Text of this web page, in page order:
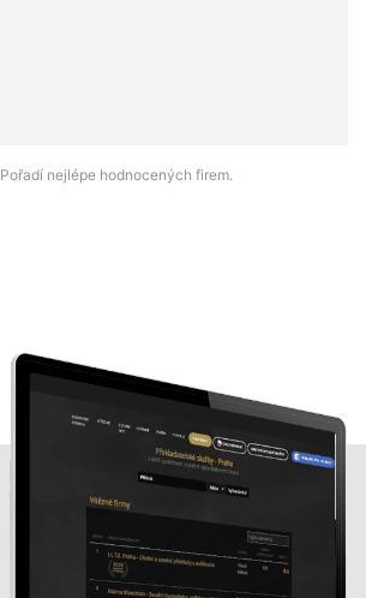
Pořadí nejlépe hodnocených firem.